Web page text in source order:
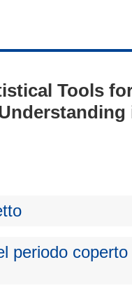
Tools
periodo coperto